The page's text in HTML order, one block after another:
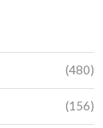
(480)
(156)